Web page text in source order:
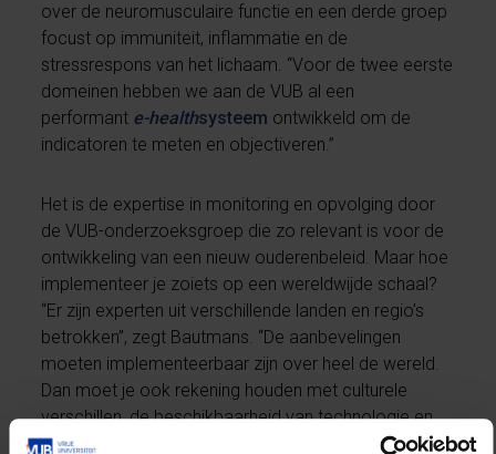
over de neuromusculaire functie en een derde groep
focust op immuniteit, inflammatie en de
stressrespons van het lichaam. “Voor de twee eerste
domeinen hebben we aan de VUB al een
performant e-healthsysteem ontwikkeld om de
indicatoren te meten en objectiveren.”
Het is de expertise in monitoring en opvolging door
de VUB-onderzoeksgroep die zo relevant is voor de
ontwikkeling van een nieuw ouderenbeleid. Maar hoe
implementeer je zoiets op een wereldwijde schaal?
“Er zijn experten uit verschillende landen en regio’s
betrokken”, zegt Bautmans. “De aanbevelingen
moeten implementeerbaar zijn over heel de wereld.
Dan moet je ook rekening houden met culturele
verschillen, de beschikbaarheid van technologie en
de bereikbaarheid van de doelgroep. In april zijn we